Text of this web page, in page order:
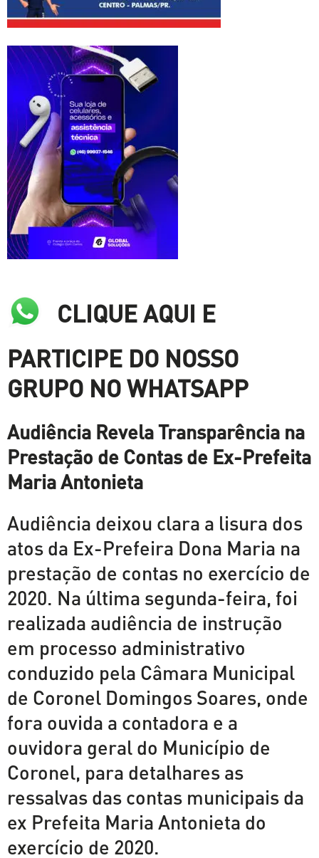
CLIQUE AQUI E
PARTICIPE DO NOSSO
GRUPO NO WHATSAPP
Audiência Revela Transparência na
Prestação de Contas de Ex-Prefeita
Maria Antonieta
Audiência deixou clara a lisura dos
atos da Ex-Prefeira Dona Maria na
prestação de contas no exercício de
2020. Na última segunda-feira, foi
realizada audiência de instrução
em processo administrativo
conduzido pela Câmara Municipal
de Coronel Domingos Soares, onde
fora ouvida a contadora e a
ouvidora geral do Município de
Coronel, para detalhares as
ressalvas das contas municipais da
ex Prefeita Maria Antonieta do
exercício de 2020.